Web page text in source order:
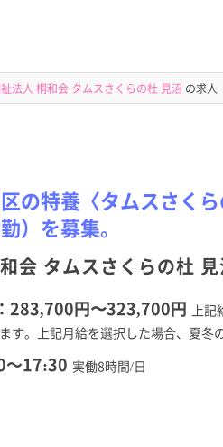
法人 桐和会 タムスさくらの杜 見沼 の求人
の特養〈タムスさく
）を募集。
会 タムスさくらの杜 見
283,700円〜323,700円 上
す。上記月給を選択した場合、夏冬
～17:30 実働8時間/日